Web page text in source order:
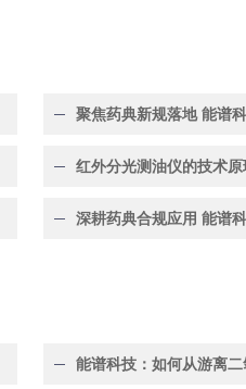
聚焦药典新规落地 能谱
红外分光测油仪的技术
深耕药典合规应用 能谱